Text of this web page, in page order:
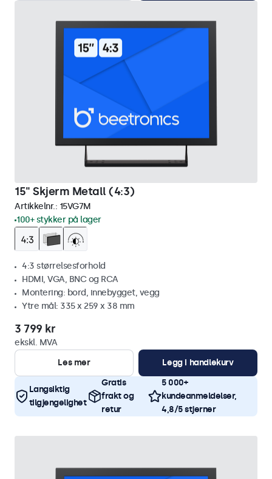
15" Skjerm Metall (4:3)
Artikkelnr.: 15VG7M
100+ stykker på lager
4:3 størrelsesforhold
HDMI, VGA, BNC og RCA
Montering: bord, innebygget, vegg
Ytre mål: 335 x 259 x 38 mm
3 799 kr
ekskl. MVA
Les mer
Legg i handlekurv
Langsiktig
tilgjengelighet
Gratis
frakt og
retur
5 000+
kundeanmeldelser,
4,8/5 stjerner